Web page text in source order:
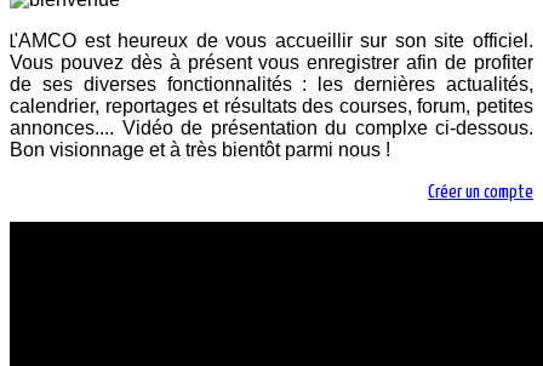
L'AMCO est heureux de vous accueillir sur son site officiel.
Vous pouvez dès à présent vous enregistrer afin de profiter
de ses diverses fonctionnalités : les dernières actualités,
calendrier, reportages et résultats des courses, forum, petites
annonces.... Vidéo de présentation du complxe ci-dessous.
Bon visionnage et à très bientôt parmi nous !
Créer un compte